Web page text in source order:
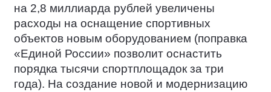
на 2,8 миллиарда рублей увеличены
расходы на оснащение спортивных
объектов новым оборудованием (поправка
«Единой России» позволит оснастить
порядка тысячи спортплощадок за три
года). На создание новой и модернизацию